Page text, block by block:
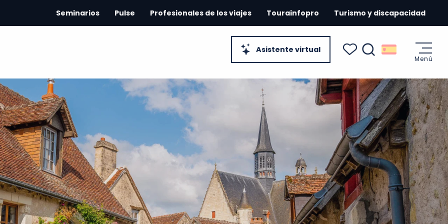
Asistente virtual
Seminarios Pulse Profesionales de los viajes Tourainfopro Turismo y discapacidad
Menú